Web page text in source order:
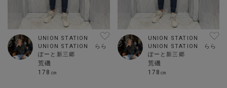
UNION STATION
UNION STATION らら
ぽーと新三郷
荒磯
178㎝
UNION STATION
UNION STATION らら
ぽーと新三郷
荒磯
178㎝